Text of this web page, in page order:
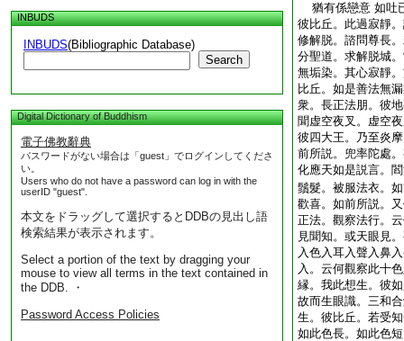
INBUDS
INBUDS(Bibliographic Database)
Search
Digital Dictionary of Buddhism
電子佛教辭典
パスワードがない場合は「guest」でログインしてくださ
い。
Users who do not have a password can log in with the
userID "guest".
本文をドラッグして選択するとDDBの見出し語
検索結果が表示されます。
Select a portion of the text by dragging your
mouse to view all terms in the text contained in
the DDB. ・
Password Access Policies
猶有係戀意 如吐
彼比丘。此過寂靜
修解脱。諮問尊長
分聖道。求解脱城
無垢染。其心寂靜
比丘。如是善法無
衆。長正法朋。彼
聞虚空夜叉。虚空
彼四大王。乃至炎
前所説。兜率陀處
化應天如是説言。
鬚髮。被服法衣。
歡喜。如前所説。
正法。觀察法行。
見聞知。或天眼見
入色入耳入聲入鼻
入。云何觀察此十
縁。我此想生。彼
故而生眼識。三和
生。彼比丘。若受
如此色長。如此色